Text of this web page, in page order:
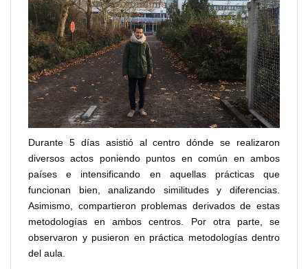
Durante 5 días asistió al centro dónde se realizaron
diversos actos poniendo puntos en común en ambos
países e intensificando en aquellas prácticas que
funcionan bien, analizando similitudes y diferencias.
Asimismo, compartieron problemas derivados de estas
metodologías en ambos centros. Por otra parte, se
observaron y pusieron en práctica metodologías dentro
del aula.